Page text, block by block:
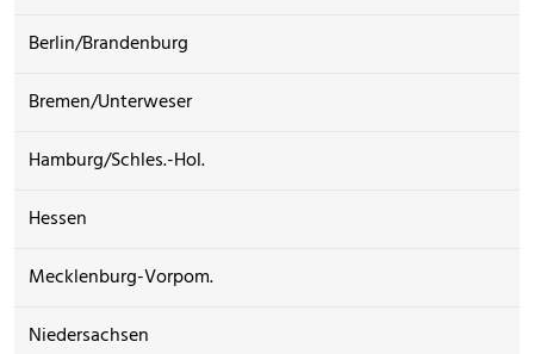
Berlin/Brandenburg
Bremen/Unterweser
Hamburg/Schles.-Hol.
Hessen
Mecklenburg-Vorpom.
Niedersachsen